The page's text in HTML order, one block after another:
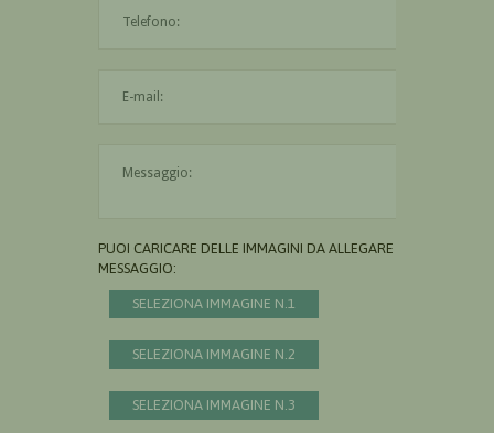
PUOI CARICARE DELLE IMMAGINI DA ALLEGARE AL
MESSAGGIO:
SELEZIONA IMMAGINE N.1
SELEZIONA IMMAGINE N.2
SELEZIONA IMMAGINE N.3